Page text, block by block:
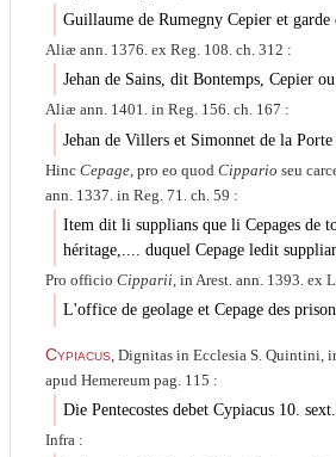
Guillaume de Rumegny Cepier et
Aliæ ann. 1376. ex Reg. 108. ch. 312 :
Jehan de Sains, dit Bontemps, Cepier
Aliæ ann. 1401. in Reg. 156. ch. 167 :
Jehan de Villers et Simonnet de la
Hinc Cepage, pro eo quod Cippario seu
ann. 1337. in Reg. 71. ch. 59 :
Item dit li supplians que li Cepages de
héritage,.... duquel Cepage ledit
Pro officio Cipparii, in Arest. ann. 1393. ex
L'office de geolage et Cepage des
Cypiacus , Dignitas in Ecclesia S. Quintini,
apud Hemereum pag. 115 :
Die Pentecostes debet Cypiacus 10.
Infra :